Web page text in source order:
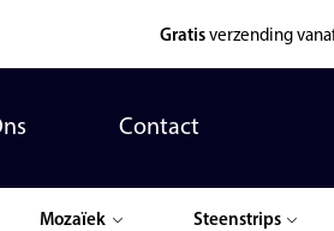
Gratis verzending
Contact
Mozaïek Steenstrips